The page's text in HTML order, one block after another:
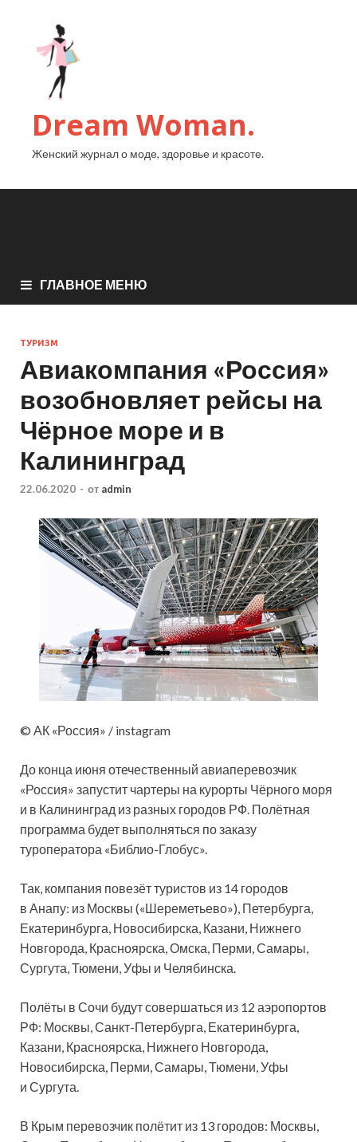
Dream Woman.
Женский журнал о моде, здоровье и красоте.
ГЛАВНОЕ МЕНЮ
ТУРИЗМ
Авиакомпания «Россия»
возобновляет рейсы на
Чёрное море и в
Калининград
22.06.2020 - от admin
© АК «Россия» / instagram
До конца июня отечественный авиаперевозчик
«Россия» запустит чартеры на курорты Чёрного моря
и в Калининград из разных городов РФ. Полётная
программа будет выполняться по заказу
туроператора «Библио-Глобус».
Так, компания повезёттуристов из 14 городов
в Анапу: из Москвы («Шереметьево»), Петербурга,
Екатеринбурга, Новосибирска, Казани, Нижнего
Новгорода, Красноярска, Омска, Перми, Самары,
Сургута, Тюмени, Уфы и Челябинска.
Полёты в Сочи будут совершаться из 12 аэропортов
РФ: Москвы, Санкт-Петербурга, Екатеринбурга,
Казани, Красноярска, Нижнего Новгорода,
Новосибирска, Перми, Самары, Тюмени, Уфы
и Сургута.
В Крым перевозчик полётит из 13 городов: Москвы,